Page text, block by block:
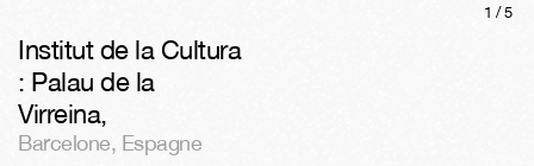
1/5
Institut de la Cultura
: Palau de la
Virreina,
Barcelone, Espagne